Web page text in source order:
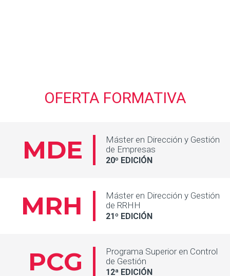
OFERTA FORMATIVA
MDE Máster en Dirección y Gestión
de Empresas
20º EDICIÓN
MRH Máster en Dirección y Gestión
de RRHH
21º EDICIÓN
PCG Programa Superior en Control
de Gestión
12ª EDICIÓN